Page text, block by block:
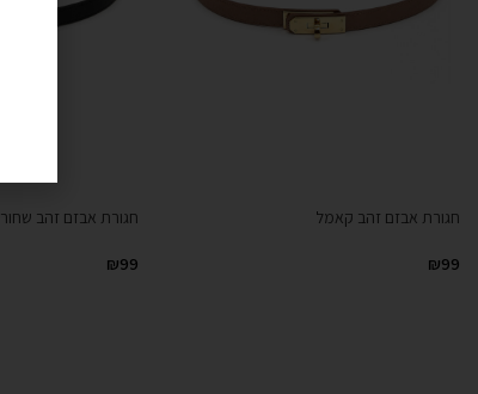
חגורת אבזם זהב קאמל
₪99
חגורת אבזם זהב שחור
₪99